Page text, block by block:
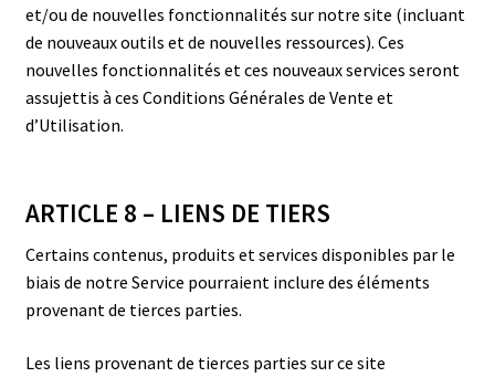
et/ou de nouvelles fonctionnalités sur notre site (incluant
de nouveaux outils et de nouvelles ressources). Ces
nouvelles fonctionnalités et ces nouveaux services seront
assujettis à ces Conditions Générales de Vente et
d’Utilisation.
ARTICLE 8 – LIENS DE TIERS
Certains contenus, produits et services disponibles par le
biais de notre Service pourraient inclure des éléments
provenant de tierces parties.
Les liens provenant de tierces parties sur ce site